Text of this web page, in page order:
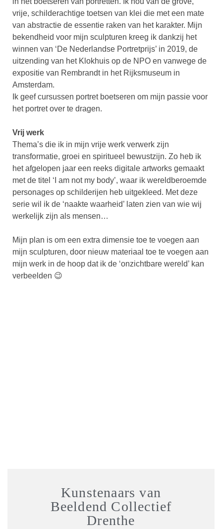
vrije, schilderachtige toetsen van klei die met een mate
van abstractie de essentie raken van het karakter. Mijn
bekendheid voor mijn sculpturen kreeg ik dankzij het
winnen van ‘De Nederlandse Portretprijs’ in 2019, de
uitzending van het Klokhuis op de NPO en vanwege de
expositie van Rembrandt in het Rijksmuseum in
Amsterdam.
Ik geef cursussen portret boetseren om mijn passie voor
het portret over te dragen.
Vrij werk
Thema’s die ik in mijn vrije werk verwerk zijn
transformatie, groei en spiritueel bewustzijn. Zo heb ik
het afgelopen jaar een reeks digitale artworks gemaakt
met de titel ‘I am not my body’, waar ik wereldberoemde
personages op schilderijen heb uitgekleed. Met deze
serie wil ik de ‘naakte waarheid’ laten zien van wie wij
werkelijk zijn als mensen…
Mijn plan is om een extra dimensie toe te voegen aan
mijn sculpturen, door nieuw materiaal toe te voegen aan
mijn werk in de hoop dat ik de ‘onzichtbare wereld’ kan
verbeelden 😉
Kunstenaars van
Beeldend Collectief
Drenthe